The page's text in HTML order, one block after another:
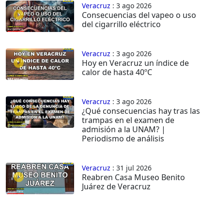
Veracruz : 3 ago 2026
Consecuencias del vapeo o uso
del cigarrillo eléctrico
Veracruz : 3 ago 2026
Hoy en Veracruz un índice de
calor de hasta 40ºC
Veracruz : 3 ago 2026
¿Qué consecuencias hay tras las
trampas en el examen de
admisión a la UNAM? |
Periodismo de análisis
Veracruz : 31 jul 2026
Reabren Casa Museo Benito
Juárez de Veracruz